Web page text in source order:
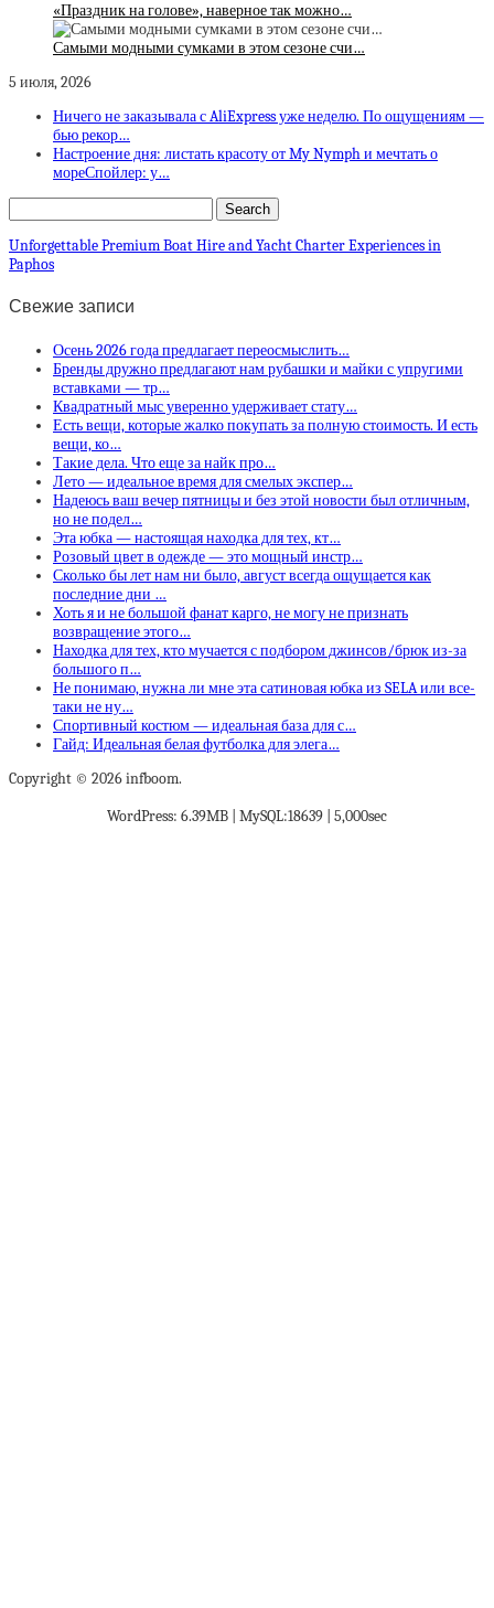
«Праздник на голове», наверное так можно…
Самыми модными сумками в этом сезоне счи…
5 июля, 2026
Ничего не заказывала с AliExpress уже неделю. По ощущениям —
бью рекор…
Настроение дня: листать красоту от My Nymph и мечтать о
мореСпойлер: у…
Unforgettable Premium Boat Hire and Yacht Charter Experiences in
Paphos
Свежие записи
Осень 2026 года предлагает переосмыслить…
Бренды дружно предлагают нам рубашки и майки с упругими
вставками — тр…
Квадратный мыс уверенно удерживает стату…
Есть вещи, которые жалко покупать за полную стоимость. И есть
вещи, ко…
Такие дела. Что еще за найк про…
Лето — идеальное время для смелых экспер…
Надеюсь ваш вечер пятницы и без этой новости был отличным,
но не подел…
Эта юбка — настоящая находка для тех, кт…
Розовый цвет в одежде — это мощный инстр…
Сколько бы лет нам ни было, август всегда ощущается как
последние дни …
Хоть я и не большой фанат карго, не могу не признать
возвращение этого…
Находка для тех, кто мучается с подбором джинсов/брюк из-за
большого п…
Не понимаю, нужна ли мне эта сатиновая юбка из SELA или все-
таки не ну…
Спортивный костюм — идеальная база для с…
Гайд: Идеальная белая футболка для элега…
Copyright © 2026 infboom.
WordPress: 6.39MB | MySQL:18639 | 5,000sec